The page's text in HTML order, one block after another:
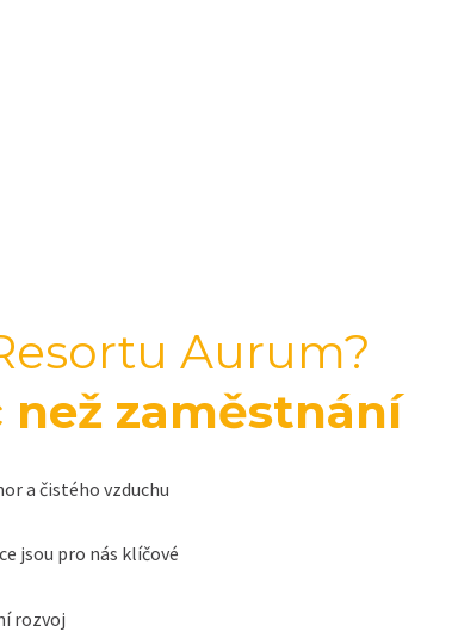
Aurum?
než zaměstnání
a čistého vzduchu
jsou pro nás klíčové
rozvoj